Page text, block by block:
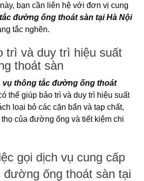
bạn cần liên hệ với đơn vị cung
đường ống thoát sàn tại Hà Nội
tắc nghẽn.
trì và duy trì hiệu suất
thoát sàn
vụ thông tắc đường ống thoát
thể giúp bảo trì và duy trì hiệu suất
loại bỏ các cặn bẩn và tạp chất,
của đường ống và tiết kiệm chi
gọi dịch vụ cung cấp
ống thoát sàn tại